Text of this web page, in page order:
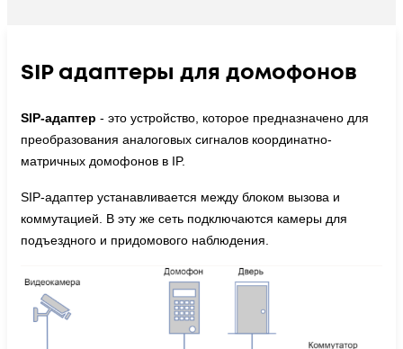
SIP адаптеры для домофонов
SIP-адаптер - это устройство, которое предназначено для
преобразования аналоговых сигналов координатно-
матричных домофонов в IP.
SIP-адаптер устанавливается между блоком вызова и
коммутацией. В эту же сеть подключаются камеры для
подъездного и придомового наблюдения.